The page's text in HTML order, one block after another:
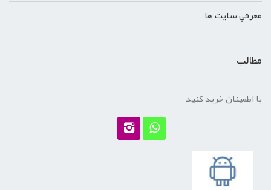
معرفي سايت ها
مطالب
با اطمینان خرید کنید